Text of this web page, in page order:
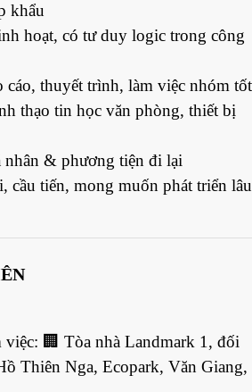
khẩu
hoạt, có tư duy logic trong công
cáo, thuyết trình, làm việc nhóm tốt
thạo tin học văn phòng, thiết bị
nhân & phương tiện đi lại
cầu tiến, mong muốn phát triển lâu
việc: 🏢 Tòa nhà Landmark 1, đối
Thiên Nga, Ecopark, Văn Giang,